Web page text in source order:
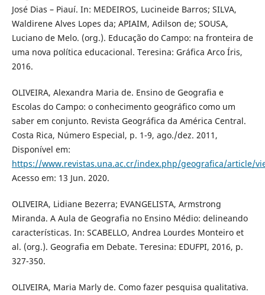
José Dias – Piauí. In: MEDEIROS, Lucineide Barros; SILVA,
Waldirene Alves Lopes da; APIAIM, Adilson de; SOUSA,
Luciano de Melo. (org.). Educação do Campo: na fronteira de
uma nova política educacional. Teresina: Gráfica Arco Íris,
2016.
OLIVEIRA, Alexandra Maria de. Ensino de Geografia e
Escolas do Campo: o conhecimento geográfico como um
saber em conjunto. Revista Geográfica da América Central.
Costa Rica, Número Especial, p. 1-9, ago./dez. 2011,
Disponível em:
https://www.revistas.una.ac.cr/index.php/geografica/article/
Acesso em: 13 Jun. 2020.
OLIVEIRA, Lidiane Bezerra; EVANGELISTA, Armstrong
Miranda. A Aula de Geografia no Ensino Médio: delineando
características. In: SCABELLO, Andrea Lourdes Monteiro et
al. (org.). Geografia em Debate. Teresina: EDUFPI, 2016, p.
327-350.
OLIVEIRA, Maria Marly de. Como fazer pesquisa qualitativa.